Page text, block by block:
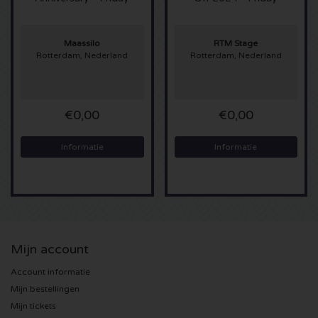
Tame Impala kaartjes
Rob de Nijs kaartjes
Danny Vera kaartjes
Maassilo
Rotterdam, Nederland
€0,00
Informatie
RTM Stage
Rotterdam, Nederland
€0,00
Informatie
Mijn account
Account informatie
Mijn bestellingen
Mijn tickets